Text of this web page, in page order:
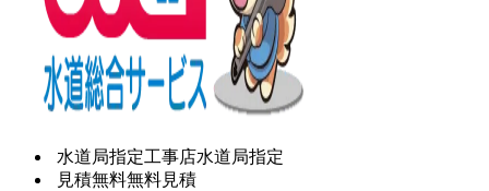
水道局指定工事店水道局指定
見積無料無料見積